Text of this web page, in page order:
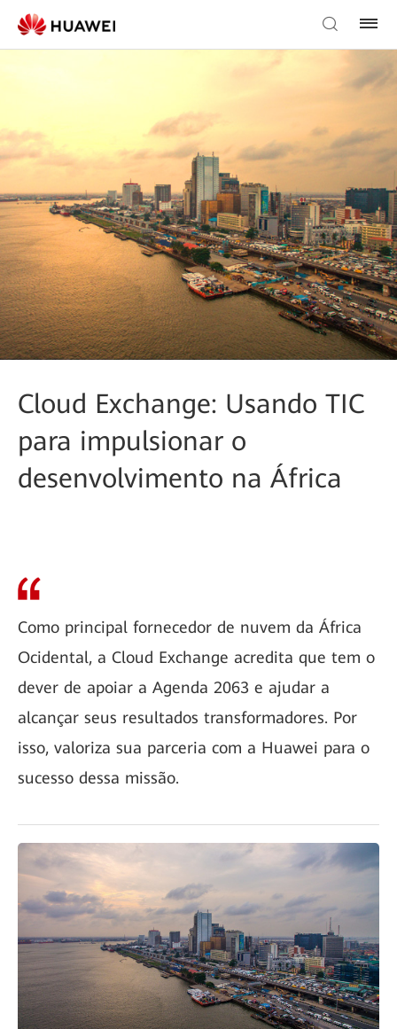
Cloud Exchange: Usando TIC
para impulsionar o
desenvolvimento na África
Como principal fornecedor de nuvem da África
Ocidental, a Cloud Exchange acredita que tem o
dever de apoiar a Agenda 2063 e ajudar a
alcançar seus resultados transformadores. Por
isso, valoriza sua parceria com a Huawei para o
sucesso dessa missão.